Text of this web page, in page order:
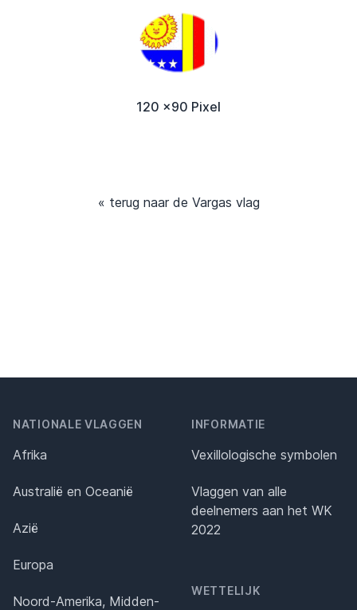
120 x90 Pixel
« terug naar de Vargas vlag
NATIONALE VLAGGEN
Afrika
Australië en Oceanië
Azië
Europa
Noord-Amerika, Midden-
INFORMATIE
Vexillologische symbolen
Vlaggen van alle
deelnemers aan het WK
2022
WETTELIJK